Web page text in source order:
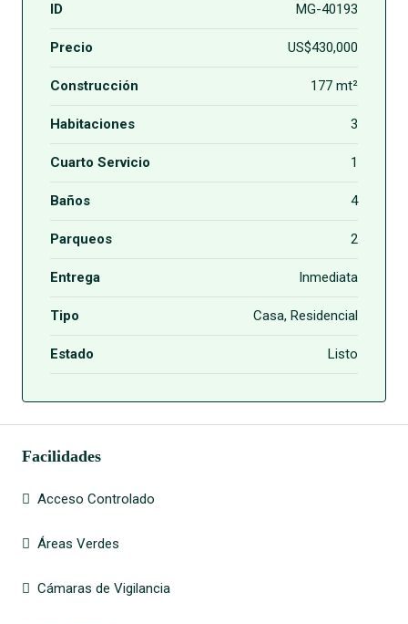
ID MG-40193
Precio US$430,000
Construcción 177 mt²
Habitaciones 3
Cuarto Servicio 1
Baños 4
Parqueos 2
Entrega Inmediata
Tipo Casa, Residencial
Estado Listo
Facilidades
Acceso Controlado
Áreas Verdes
Cámaras de Vigilancia